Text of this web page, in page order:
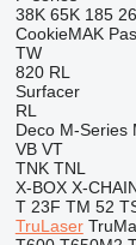
38K 65K 185
CookieMAK
TW
820 RL
Surfacer
RL
Deco M-Series
VB VT
TNK TNL
X-BOX X-
T 23F TM 52
TruLaser